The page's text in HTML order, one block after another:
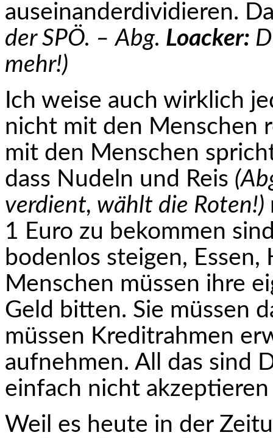
auseinanderdividieren.
der SPÖ. –Abg. Loacker:
mehr!)
Ich weise auch wirklich
nicht mit den Menschen
mit den Menschen
dass Nudeln und Reis
verdient, wählt die Roten!)
1 Euro zu bekommen
bodenlos steigen, Essen,
Menschen müssen ihre
Geld bitten. Sie müssen
müssen Kreditrahmen
aufnehmen. All das sind
einfach nicht
Weil es heute in der